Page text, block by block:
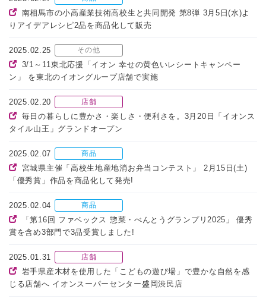
南相馬市の小高産業技術高校生と共同開発 第8弾 3月5日(水)よ
りアイデアレシピ2品を商品化して販売
2025.02.25 その他
3/1～11東北応援「イオン 幸せの黄色いレシートキャンペー
ン」 を東北のイオングループ店舗で実施
2025.02.20 店舗
毎日の暮らしに豊かさ・楽しさ・便利さを。3月20日「イオンス
タイル山王」グランドオープン
2025.02.07 商品
宮城県主催「高校生地産地消お弁当コンテスト」 2月15日(土)
「優秀賞」作品を商品化して発売!
2025.02.04 商品
「第16回 ファベックス 惣菜・べんとうグランプリ2025」 優秀
賞を含め3部門で3品受賞しました!
2025.01.31 店舗
岩手県産木材を使用した「こどもの遊び場」で豊かな自然を感
じる店舗へ イオンスーパーセンター盛岡渋民店